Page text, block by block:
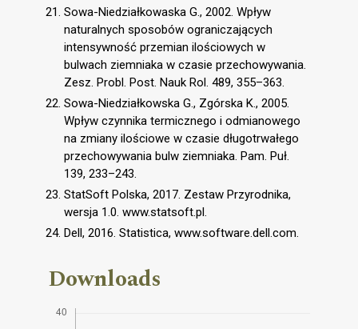
Sowa-Niedziałkowaska G., 2002. Wpływ
naturalnych sposobów ograniczających
intensywność przemian ilościowych w
bulwach ziemniaka w czasie przechowywania.
Zesz. Probl. Post. Nauk Rol. 489, 355–363.
Sowa-Niedziałkowska G., Zgórska K., 2005.
Wpływ czynnika termicznego i odmianowego
na zmiany ilościowe w czasie długotrwałego
przechowywania bulw ziemniaka. Pam. Puł.
139, 233–243.
StatSoft Polska, 2017. Zestaw Przyrodnika,
wersja 1.0. www.statsoft.pl.
Dell, 2016. Statistica, www.software.dell.com.
Downloads